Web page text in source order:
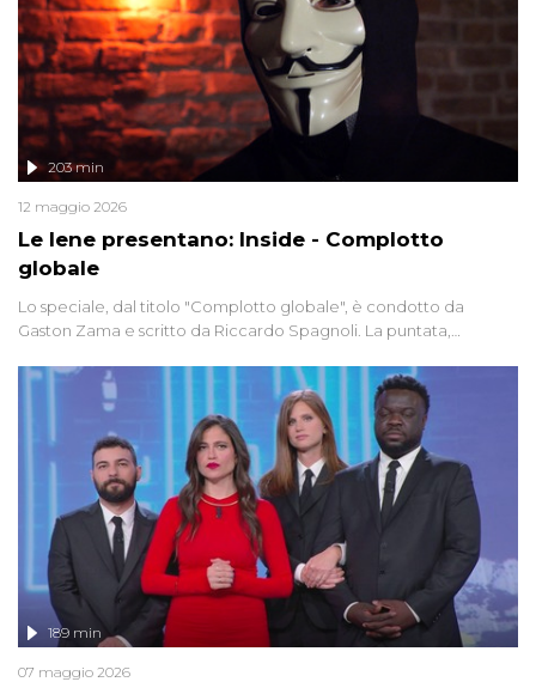
Le Iene presentano: Inside - Complotto
globale
203 min
12 maggio 2026
Lo speciale, dal titolo "Complotto globale", è condotto da
Gaston Zama e scritto da Riccardo Spagnoli. La puntata,
racconta l'universo delle narrazioni alternative, dei sospetti
globali e del complottismo che negli ultimi anni hanno invaso
social network, talk show, piazze digitali e immaginario collettivo.
189 min
07 maggio 2026